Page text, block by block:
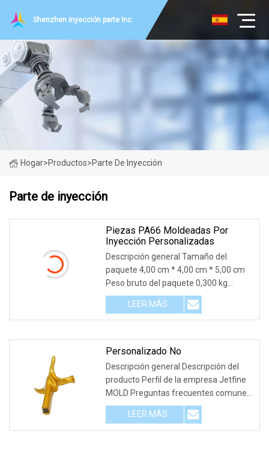
Shenzhen inyección parte Inc.
Hogar>Productos>Parte De Inyección
Parte de inyección
Piezas PA66 Moldeadas Por
Inyección Personalizadas
Descripción general Tamaño del
paquete 4,00 cm * 4,00 cm * 5,00 cm
Peso bruto del paquete 0,300 kg
Descripción del prod
LEER MÁS
Personalizado No
Descripción general Descripción del
producto Perfil de la empresa Jetfine
MOLD Preguntas frecuentes comunes
para nuestr
LEER MÁS